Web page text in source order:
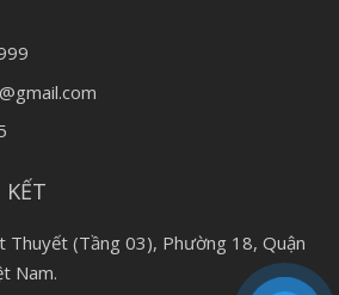
(Tầng 03), Phường 18, Quận
Nam.